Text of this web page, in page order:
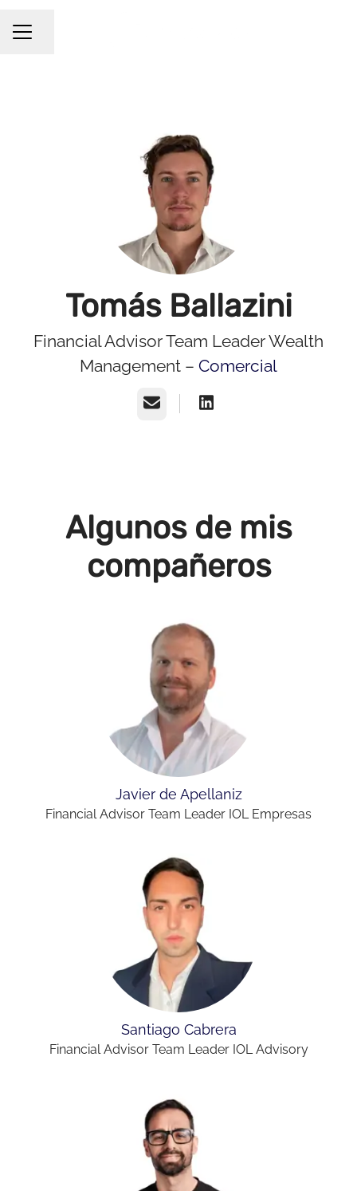
Menú de empleo
Compartir página
Tomás Ballazini
Financial Advisor Team Leader Wealth
Management – Comercial
Correo electrónico
Algunos de mis
compañeros
Javier de Apellaniz
Financial Advisor Team Leader IOL Empresas
Santiago Cabrera
Financial Advisor Team Leader IOL Advisory